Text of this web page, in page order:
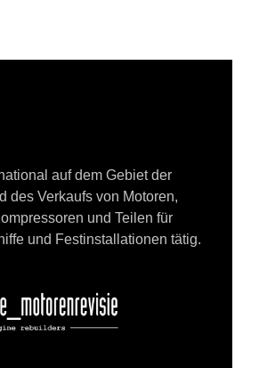
auf dem Gebiet der
des Verkaufs von Motoren,
und Teilen für
und Festinstallationen tätig.